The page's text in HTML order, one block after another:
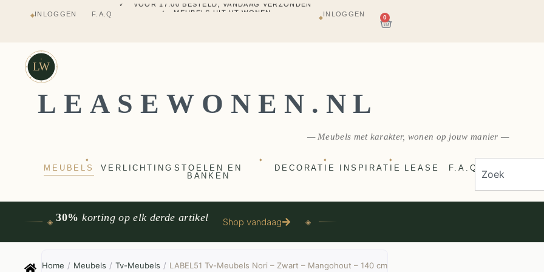
◆INLOGGEN F.A.Q
✓ MEUBELS UIT VT WONEN
◆INLOGGEN 0
LW
LEASEWONEN.NL
— Meubels met karakter, wonen op jouw manier —
MEUBELS
◆
VERLICHTING STOELEN EN
BANKEN
◆
DECORATIE
◆
INSPIRATIE
◆
LEASE F.A.Q
◈ 30% korting op elk derde artikel Shop vandaag ◈
Home / Meubels / Tv-Meubels / LABEL51 Tv-Meubels Nori – Zwart – Mangohout – 140 cm